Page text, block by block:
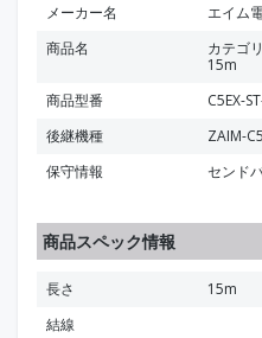
メーカー名
エイム
商品名
カテゴ
15m
商品型番
C5EX-
後継機種
ZAIM-
保守情報
センド
商品スペック情報
長さ
15m
結線